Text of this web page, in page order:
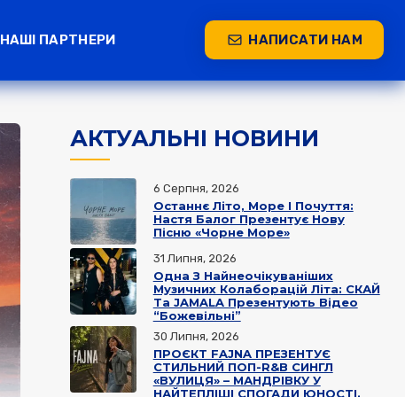
НАШІ ПАРТНЕРИ НАПИСАТИ НАМ
АКТУАЛЬНІ НОВИНИ
Останнє Літо, Море І Почуття:
Настя Балог Презентує Нову
Пісню «Чорне Море»
6 Серпня, 2026
Одна З Найнеочікуваніших
Музичних Колаборацій Літа: СКАЙ
Та JAMALA Презентують Відео
“Божевільні”
31 Липня, 2026
ПРОЄКТ FAJNA ПРЕЗЕНТУЄ
СТИЛЬНИЙ ПОП-R&B СИНГЛ
«ВУЛИЦЯ» – МАНДРІВКУ У
НАЙТЕПЛІШІ СПОГАДИ ЮНОСТІ.
30 Липня, 2026